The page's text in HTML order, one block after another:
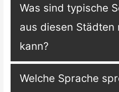
Was sind typische
aus diesen Städten
kann?
Welche Sprache